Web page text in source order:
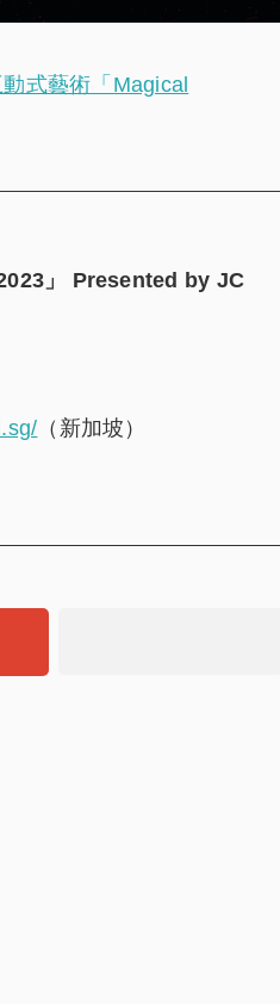
式藝術「Magical
」
Presented by JC
（新加坡）